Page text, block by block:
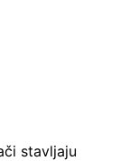
stavljaju